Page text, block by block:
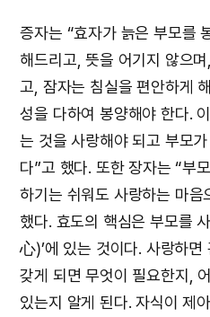
증자는 “효자가 늙은 부모를
해드리고, 뜻을 어기지 않으
고, 잠자는 침실을 편안하게
성을 다하여 봉양해야 한다.
는 것을 사랑해야 되고 부모
다”고 했다. 또한 장자는 “부
하기는 쉬워도 사랑하는 마음
했다. 효도의 핵심은 부모를
心)’에 있는 것이다. 사랑하
갖게 되면 무엇이 필요한지,
있는지 알게 된다. 자식이 제